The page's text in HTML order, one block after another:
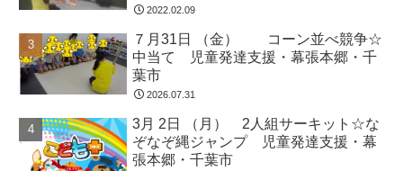
2022.02.09
７月31日 （金） コーン並べ競争☆
中当て 児童発達支援・幕張本郷・千
葉市
2026.07.31
3月 2日 （月） 2人組サーキット☆な
ぞなぞ縄ジャンプ 児童発達支援・幕
張本郷・千葉市